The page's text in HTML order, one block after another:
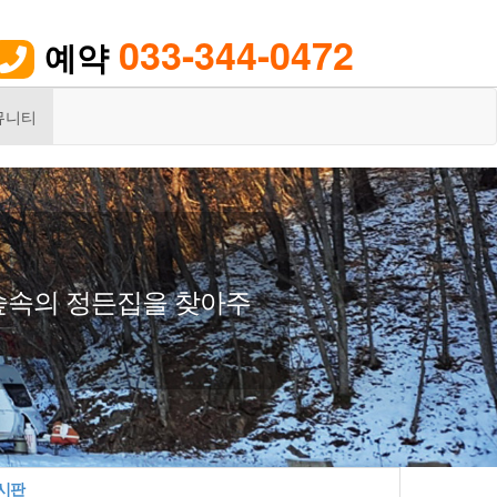
예약 033-344-0472
니티
의 정든집을 찾아주
판